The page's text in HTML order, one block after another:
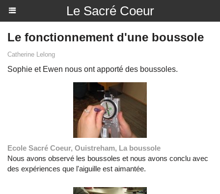
Le Sacré Coeur
Le fonctionnement d'une boussole
Catherine Lelong
Sophie et Ewen nous ont apporté des boussoles.
Ecole Sacré Coeur, Ouistreham, La boussole
Nous avons observé les boussoles et nous avons conclu avec
des expériences que l'aiguille est aimantée.